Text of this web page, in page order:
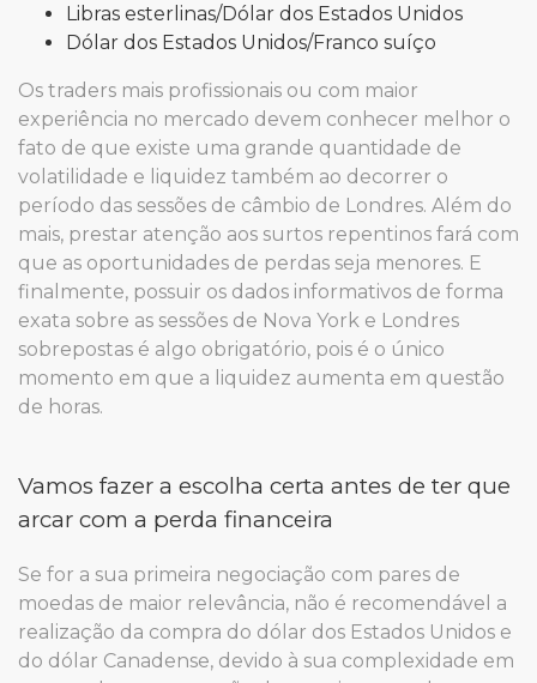
Libras esterlinas/Dólar dos Estados Unidos
Dólar dos Estados Unidos/Franco suíço
Os traders mais profissionais ou com maior
experiência no mercado devem conhecer melhor o
fato de que existe uma grande quantidade de
volatilidade e liquidez também ao decorrer o
período das sessões de câmbio de Londres. Além do
mais, prestar atenção aos surtos repentinos fará com
que as oportunidades de perdas seja menores. E
finalmente, possuir os dados informativos de forma
exata sobre as sessões de Nova York e Londres
sobrepostas é algo obrigatório, pois é o único
momento em que a liquidez aumenta em questão
de horas.
Vamos fazer a escolha certa antes de ter que
arcar com a perda financeira
Se for a sua primeira negociação com pares de
moedas de maior relevância, não é recomendável a
realização da compra do dólar dos Estados Unidos e
do dólar Canadense, devido à sua complexidade em